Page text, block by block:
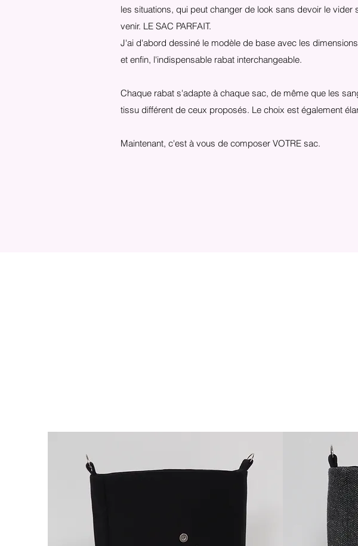
les situations, qui peut changer de look sans devoir le
venir. LE SAC PARFAIT.
J'ai d'abord dessiné le modèle de base avec les
et enfin, l'indispensable rabat interchangeable.
Chaque rabat s'adapte à chaque sac, de même que les
tissu différent de ceux proposés. Le choix est également
Maintenant, c'est à vous de composer VOTRE sac.